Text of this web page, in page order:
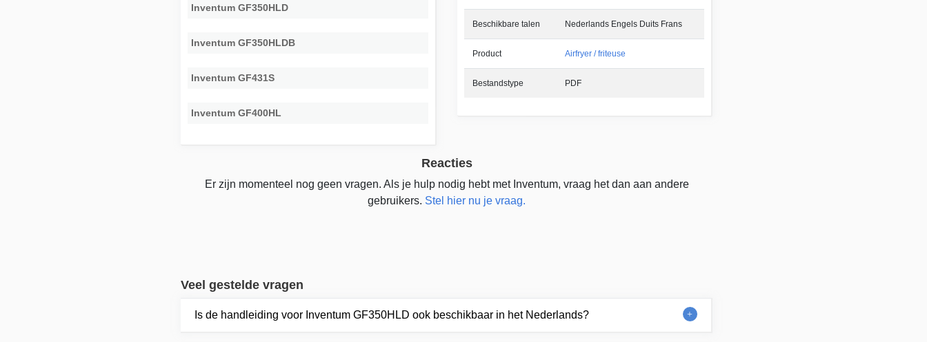
Beschikbare talen Nederlands Engels Duits Frans
Product Airfryer / friteuse
Bestandstype PDF
Inventum GF350HLD
Inventum GF350HLDB
Inventum GF431S
Inventum GF400HL
Reacties
Er zijn momenteel nog geen vragen. Als je hulp nodig hebt met Inventum, vraag het dan aan andere
gebruikers. Stel hier nu je vraag.
Veel gestelde vragen
Is de handleiding voor Inventum GF350HLD ook beschikbaar in het Nederlands?